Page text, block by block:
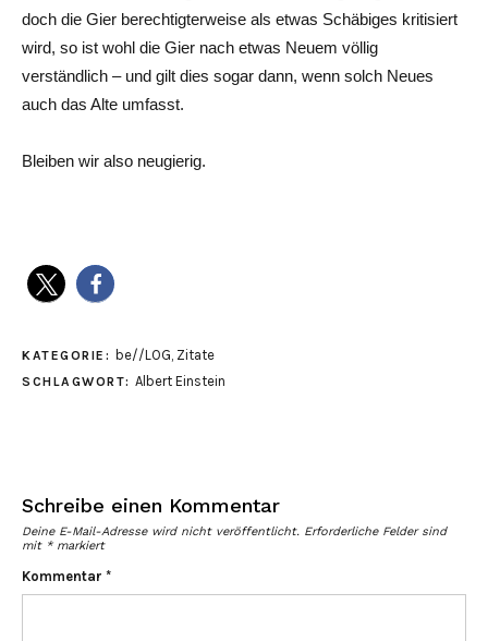
doch die Gier berechtigterweise als etwas Schäbiges kritisiert
wird, so ist wohl die Gier nach etwas Neuem völlig
verständlich – und gilt dies sogar dann, wenn solch Neues
auch das Alte umfasst.
Bleiben wir also neugierig.
KATEGORIE: be//LOG Zitate
SCHLAGWORT: Albert Einstein
Schreibe einen Kommentar
Deine E-Mail-Adresse wird nicht veröffentlicht. Erforderliche Felder sind
mit *markiert
Kommentar *